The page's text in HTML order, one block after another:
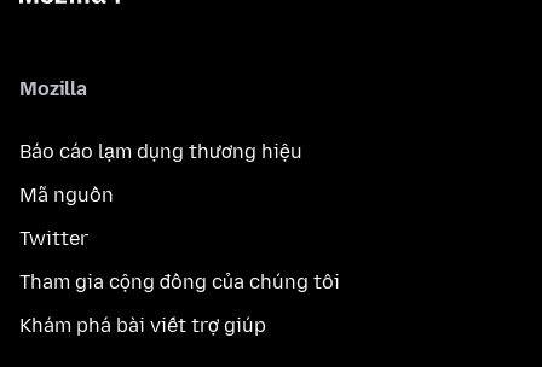
Mozilla
Báo cáo lạm dụng thương hiệu
Mã nguồn
Twitter
Tham gia cộng đồng của chúng tôi
Khám phá bài viết trợ giúp